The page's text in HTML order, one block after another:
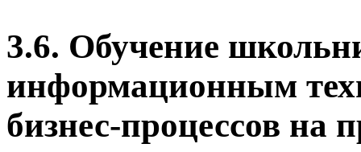
3.6. Обучение
информационным
бизнес-процессов на